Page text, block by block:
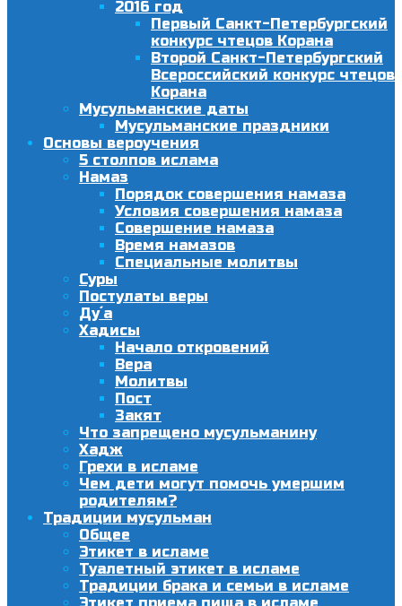
2016 год
Первый Санкт-Петербургский
конкурс чтецов Корана
Второй Санкт-Петербургский
Всероссийский конкурс чтецов
Корана
Мусульманские даты
Мусульманские праздники
Основы вероучения
5 столпов ислама
Намаз
Порядок совершения намаза
Условия совершения намаза
Совершение намаза
Время намазов
Специальные молитвы
Суры
Постулаты веры
Ду´а
Хадисы
Начало откровений
Вера
Молитвы
Пост
Закят
Что запрещено мусульманину
Хадж
Грехи в исламе
Чем дети могут помочь умершим
родителям?
Традиции мусульман
Общее
Этикет в исламе
Туалетный этикет в исламе
Традиции брака и семьи в исламе